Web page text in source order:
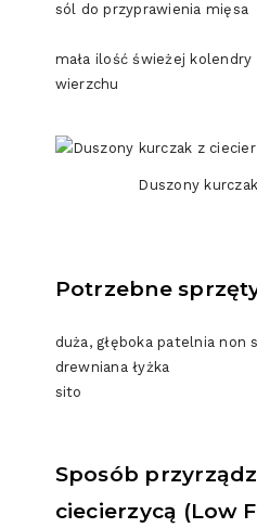
sól do przyprawienia mięsa
mała ilość świeżej kolendry
wierzchu
Duszony
Potrzebne
duża, głęboka patelnia non
drewniana łyżka
sito
Sposób
ciecierzycą (Low